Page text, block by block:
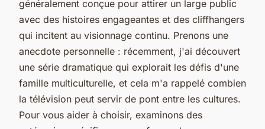
généralement conçue pour attirer un large public
avec des histoires engageantes et des cliffhangers
qui incitent au visionnage continu. Prenons une
anecdote personnelle : récemment, j'ai découvert
une série dramatique qui explorait les défis d'une
famille multiculturelle, et cela m'a rappelé combien
la télévision peut servir de pont entre les cultures.
Pour vous aider à choisir, examinons des